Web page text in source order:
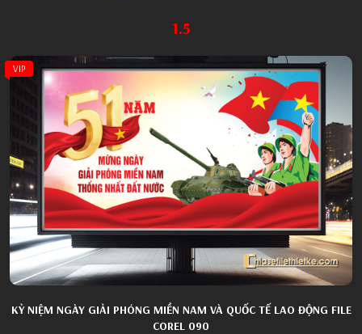
1.5
VIP
KỶ NIỆM NGÀY GIẢI PHÓNG MIỀN NAM VÀ QUỐC TẾ LAO ĐỘNG FILE
COREL 090